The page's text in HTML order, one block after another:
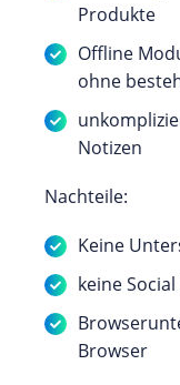
Produkte
Offline
ohne
Notizen
Nachteile:
Keine
keine
Browser